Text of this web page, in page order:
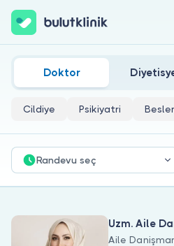
Hastalar için
Hemen Kaydol
Aile Danişmanliği Doktorları
Doktor
Cildiye Psikiyatri
Randevu seç
Uzm. Aile
Aile